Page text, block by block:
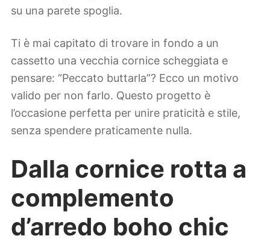
su una parete spoglia.
Ti è mai capitato di trovare in fondo a un
cassetto una vecchia cornice scheggiata e
pensare: “Peccato buttarla”? Ecco un motivo
valido per non farlo. Questo progetto è
l’occasione perfetta per unire praticità e stile,
senza spendere praticamente nulla.
Dalla cornice rotta a
complemento
d’arredo boho chic